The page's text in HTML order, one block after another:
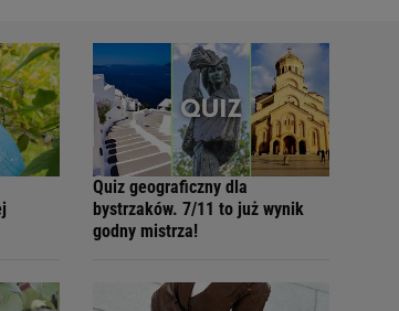
Quiz geograficzny dla
bystrzaków. 7/11 to już wynik
godny mistrza!